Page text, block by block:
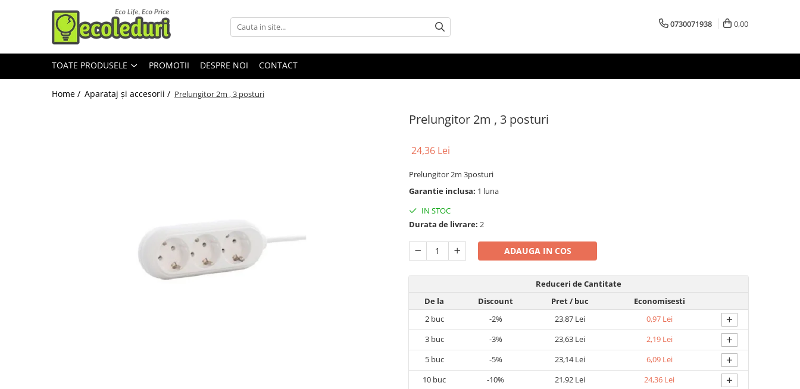
Toate Produsele
Surse de iluminat
Banda LED
0730071938 0,00
TOATE PRODUSELE PROMOTII DESPRE NOI CONTACT
Home / Aparataj şi accesorii / Prelungitor 2m , 3 posturi
Prelungitor 2m , 3 posturi
24,36 Lei
Prelungitor 2m 3posturi
Garantie inclusa: 1 luna
IN STOC
Durata de livrare: 2
ADAUGA IN COS
Reduceri de Cantitate
De la
Discount Pret/ buc
Economisesti
2buc -2% 23,87 Lei 0,97 Lei +
3buc -3% 23,63 Lei 2,19 Lei +
5buc -5% 23,14 Lei 6,09 Lei +
10 buc -10% 21,92 Lei 24,36 Lei +